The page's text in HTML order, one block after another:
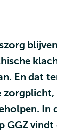
En dat
In
GGZ